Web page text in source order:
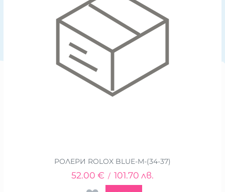
РОЛЕРИ ROLOX BLUE-М-(34-37)
52.00 € / 101.70 лв.